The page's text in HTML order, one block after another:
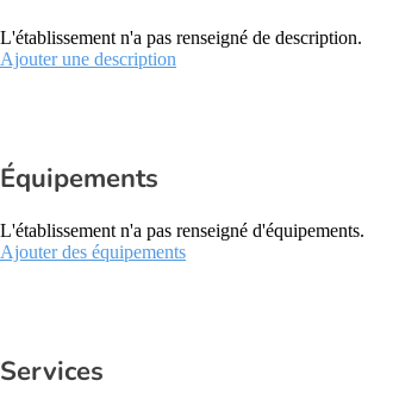
L'établissement n'a pas renseigné de description.
Ajouter une description
Équipements
L'établissement n'a pas renseigné d'équipements.
Ajouter des équipements
Services